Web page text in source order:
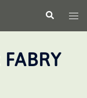
le
FABRY